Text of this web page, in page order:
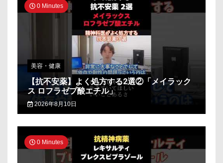
0 Minutes
美容・健康
【抗不安薬】よく処方する2選②「メイラック
ス ロフラゼプ酸エチル」
2026年8月10日
0 Minutes